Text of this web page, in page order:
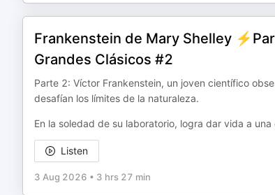
Frankenstein de Mary Shelley
Grandes Clásicos #2
Parte 2: Víctor Frankenstein, un joven científico
desafían los límites de la naturaleza.
En la soledad de su laboratorio, logra dar vida a
Listen
3 Aug 2026 • 3 hrs 27 min